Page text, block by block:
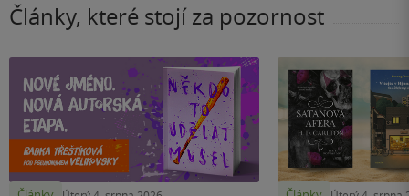
Články, které stojí za pozornost